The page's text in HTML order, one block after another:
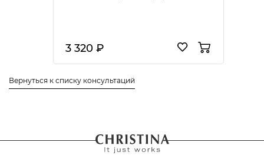
3 320 ₽
Вернуться к списку консультаций